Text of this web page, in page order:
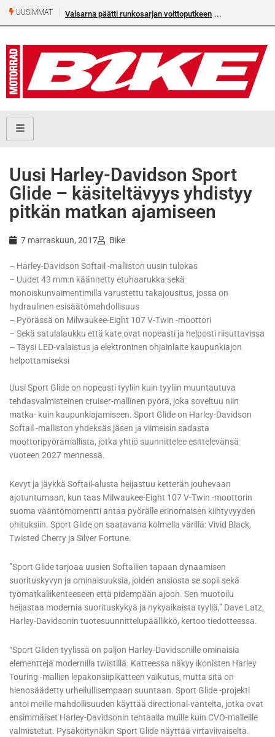
UUSIMMAT Valsarna päätti runkosarjan voittoputkeen
​Uusi Harley-Davidson Sport
Glide – käsiteltävyys yhdistyy
pitkän matkan ajamiseen
7 marraskuun, 2017 Bike
– Harley-Davidson Softail -malliston uusin tulokas
– Uudet 43 mm:n käännetty etuhaarukka sekä
monoiskunvaimentimilla varustettu takajousitus, jossa on
hydraulinen esisäätömahdollisuus
– Pyörässä on Milwaukee-Eight 107 V-Twin -moottori
– Sekä satulalaukku että kate ovat nopeasti ja helposti riisuttavissa
– Täysi LED-valaistus ja elektroninen ohjainlaite kaupunkiajon
helpottamiseksi
Uusi Sport Glide on nopeasti tyyliin kuin tyyliin muuntautuva
tehdasvalmisteinen cruiser-mallinen pyörä, joka soveltuu niin
matka- kuin kaupunkiajamiseen. Sport Glide on Harley-Davidson
Softail -malliston yhdeksäs jäsen ja viimeisin sadasta
moottoripyörämallista, jotka yhtiö suunnittelee esittelevänsä
vuoteen 2027 mennessä.
Kevyt ja jäykkä Softail-alusta heijastuu ketterän jouhevaan
ajotuntumaan, kun taas Milwaukee-Eight 107 V-Twin -moottorin
suoma vääntömomentti antaa pyörälle erinomaisen kiihtyvyyden
ohituksiin. Sport Glide on saatavana kolmella värillä: Vivid Black,
Twisted Cherry ja Silver Fortune.
”Sport Glide tarjoaa uusien Softailien tapaan dynaamisen
suorituskyvyn ja ominaisuuksia, joiden ansiosta se sopii sekä
työmatkaliikenteeseen että pidempään ajoon. Sen muotoilu
heijastaa modernia suorituskykyä ja nykyaikaista tyyliä,” Dave Latz,
Harley-Davidsonin tuotesuunnittelupäällikkö, kertoo tiedotteessa.
“Sport Gliden tyylissä on paljon Harley-Davidsonille ominaisia
elementtejä modernilla twistillä. Katteessa näkyy ikonisten Harley
Touring -mallien lepakonsiipikatteen vaikutus, mutta sitä on
hienosäädetty urheilullisempaan suuntaan. Sport Glide -projekti
antoi meille mahdollisuuden käyttää directional-vanteita, jotka ovat
ensimmäiset Harley-Davidsonin tehtaalla muille kuin CVO-malleille
valmistetut. Pysäköitynäkin Sport Glide näyttää virtaviivaiselta.